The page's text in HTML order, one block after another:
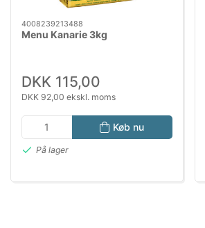
4008239213488
Menu Kanarie 3kg
DKK 115,00
DKK 92,00 ekskl. moms
Køb nu
På lager